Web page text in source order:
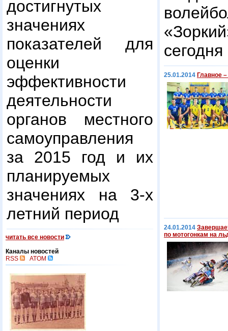
достигнутых
значениях
показателей для
оценки
эффективности
деятельности
органов местного
самоуправления
за 2015 год и их
планируемых
значениях на 3-х
летний период
читать все новости
Каналы новостей
RSS
ATOM
25.01.2014 Главное
24.01.2014
по мотогонкам на